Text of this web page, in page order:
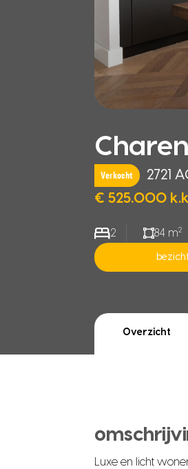
Verkocht
2721
€ 525.000
2 84 m2
Overzicht
Luxe en licht